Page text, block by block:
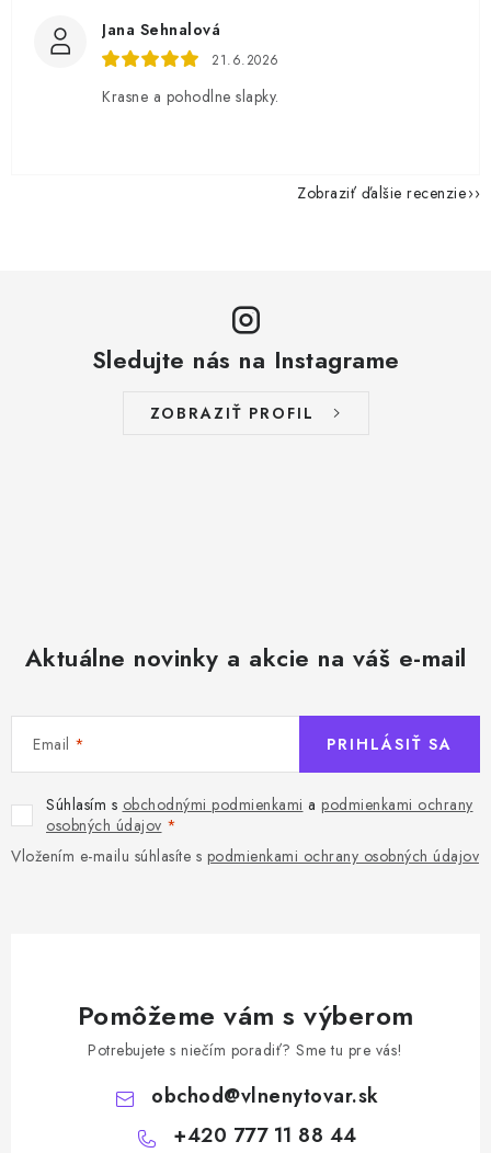
Jana Sehnalová
21.6.2026
Krasne a pohodlne slapky.
Zobraziť ďalšie recenzie
Sledujte nás na Instagrame
ZOBRAZIŤ PROFIL
Aktuálne novinky a akcie na váš e-mail
Email
Súhlasím s obchodnými podmienkami a podmienkami ochrany
osobných údajov
Vložením e-mailu súhlasíte s podmienkami ochrany osobných údajov
PRIHLÁSIŤ SA
Pomôžeme vám s výberom
Potrebujete s niečím poradiť? Sme tu pre vás!
obchod@vlnenytovar.sk
+420 777 11 88 44